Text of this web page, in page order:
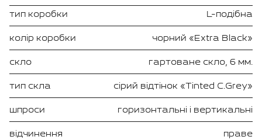
тип коробки L-подібна
колір коробки чорний «Extra Black»
скло гартоване скло, 6 мм.
тип скла сірий відтінок «Tinted C.Grey»
шпроси горизонтальні і вертикальні
відчинення праве